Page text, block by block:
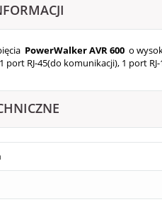
PowerWalker AVR 600 o
port RJ-45(do komunikacji), 1 port